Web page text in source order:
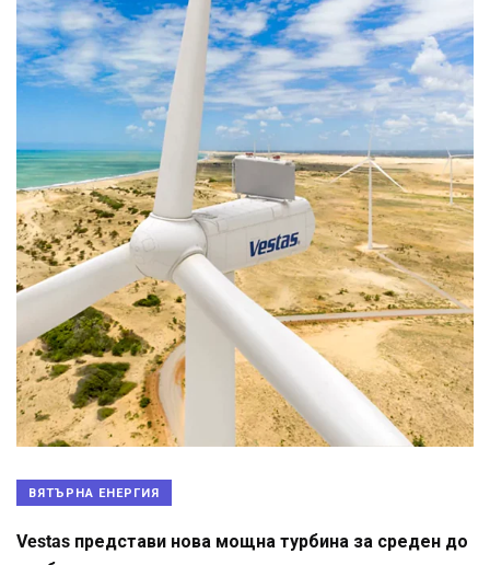
ВЯТЪРНА ЕНЕРГИЯ
Vestas представи нова мощна турбина за среден до